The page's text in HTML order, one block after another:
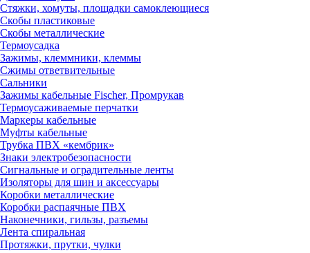
Стяжки, хомуты, площадки самоклеющиеся
Скобы пластиковые
Скобы металлические
Термоусадка
Зажимы, клеммники, клеммы
Сжимы ответвительные
Сальники
Зажимы кабельные Fischer, Промрукав
Термоусаживаемые перчатки
Маркеры кабельные
Муфты кабельные
Трубка ПВХ «кембрик»
Знаки электробезопасности
Сигнальные и оградительные ленты
Изоляторы для шин и аксессуары
Коробки металлические
Коробки распаячные ПВХ
Наконечники, гильзы, разъемы
Лента спиральная
Протяжки, прутки, чулки